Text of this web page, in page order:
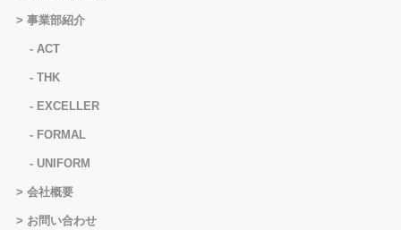
事業部紹介
ACT
THK
EXCELLER
FORMAL
UNIFORM
会社概要
お問い合わせ